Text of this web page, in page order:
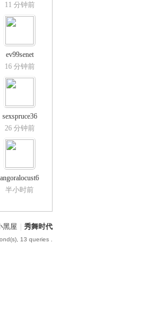
11 分钟前
ev99senet
16 分钟前
sexspruce36
26 分钟前
angoralocust6
半小时前
黑屋 秀舞时代
13 queries .